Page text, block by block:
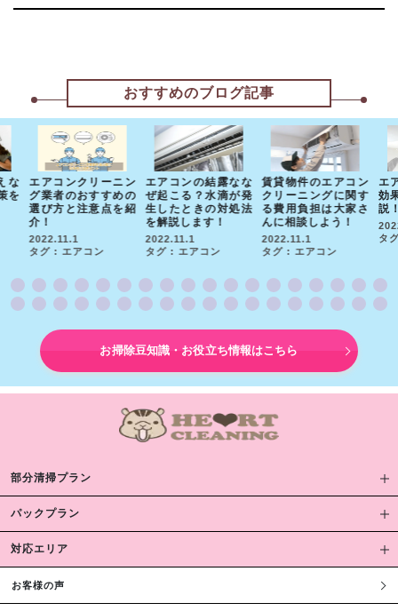
おすすめのブログ記事
な
を
エアコンクリーニン
グ業者のおすすめの
選び方と注意点を紹
介！
2022.11.1
タグ : エアコン
エアコンの結露なな
ぜ起こる？水滴が発
生したときの対処法
を解説します！
2022.11.1
タグ : エアコン
賃貸物件のエアコン
クリーニングに関す
る費用負担は大家さ
んに相談しよう！
2022.11.1
タグ : エアコン
エ
効
説
タ
お掃除豆知識・お役立ち情報はこちら
部分清掃プラン
パックプラン
対応エリア
お客様の声